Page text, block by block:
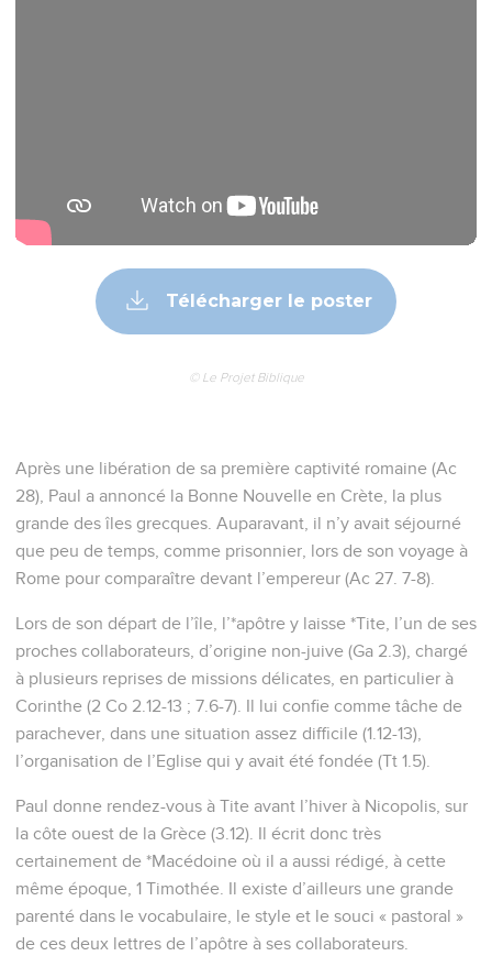
Télécharger le poster
© Le Projet Biblique
Après une libération de sa première captivité romaine (Ac
28), Paul a annoncé la Bonne Nouvelle en Crète, la plus
grande des îles grecques. Auparavant, il n’y avait séjourné
que peu de temps, comme prisonnier, lors de son voyage à
Rome pour comparaître devant l’empereur (Ac 27. 7-8).
Lors de son départ de l’île, l’*apôtre y laisse *Tite, l’un de ses
proches collaborateurs, d’origine non-juive (Ga 2.3), chargé
à plusieurs reprises de missions délicates, en particulier à
Corinthe (2 Co 2.12-13 ; 7.6-7). Il lui confie comme tâche de
parachever, dans une situation assez difficile (1.12-13),
l’organisation de l’Eglise qui y avait été fondée (Tt 1.5).
Paul donne rendez-vous à Tite avant l’hiver à Nicopolis, sur
la côte ouest de la Grèce (3.12). Il écrit donc très
certainement de *Macédoine où il a aussi rédigé, à cette
même époque, 1 Timothée. Il existe d’ailleurs une grande
parenté dans le vocabulaire, le style et le souci « pastoral »
de ces deux lettres de l’apôtre à ses collaborateurs.